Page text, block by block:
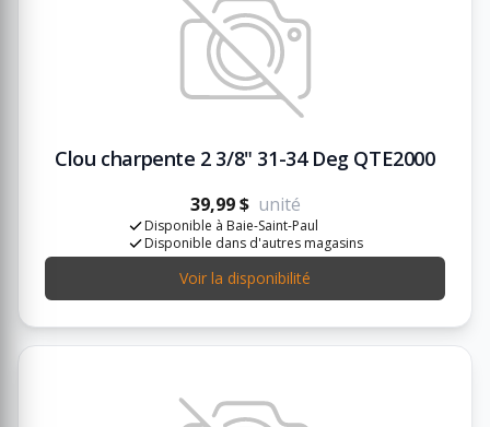
Clou charpente 2 3/8" 31-34 Deg QTE2000
39,99 $ unité
Disponible à Baie-Saint-Paul
Disponible dans d'autres magasins
Voir la disponibilité